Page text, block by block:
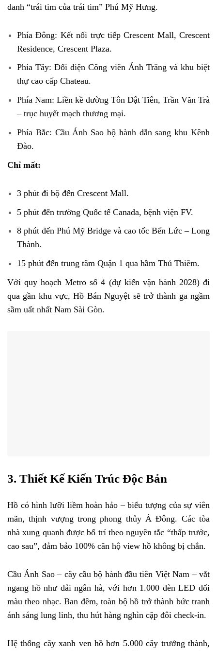
danh “trái tim của trái tim” Phú Mỹ Hưng.
Phía Đông: Kết nối trực tiếp Crescent Mall, Crescent
Residence, Crescent Plaza.
Phía Tây: Đối diện Công viên Ánh Trăng và khu biệt
thự cao cấp Chateau.
Phía Nam: Liền kề đường Tôn Dật Tiên, Trần Văn Trà
– trục huyết mạch thương mại.
Phía Bắc: Cầu Ánh Sao bộ hành dẫn sang khu Kênh
Đào.
Chỉ mất:
3 phút đi bộ đến Crescent Mall.
5 phút đến trường Quốc tế Canada, bệnh viện FV.
8 phút đến Phú Mỹ Bridge và cao tốc Bến Lức – Long
Thành.
15 phút đến trung tâm Quận 1 qua hầm Thủ Thiêm.
Với quy hoạch Metro số 4 (dự kiến vận hành 2028) đi
qua gần khu vực, Hồ Bán Nguyệt sẽ trở thành ga ngầm
sầm uất nhất Nam Sài Gòn.
3. Thiết Kế Kiến Trúc Độc Bản
Hồ có hình lưỡi liềm hoàn hảo – biểu tượng của sự viên
mãn, thịnh vượng trong phong thủy Á Đông. Các tòa
nhà xung quanh được bố trí theo nguyên tắc “thấp trước,
cao sau”, đảm bảo 100% căn hộ view hồ không bị chắn.
Cầu Ánh Sao – cây cầu bộ hành đầu tiên Việt Nam – vắt
ngang hồ như dải ngân hà, với hơn 1.000 đèn LED đổi
màu theo nhạc. Ban đêm, toàn bộ hồ trở thành bức tranh
ánh sáng lung linh, thu hút hàng nghìn cặp đôi check-in.
Hệ thống cây xanh ven hồ hơn 5.000 cây trưởng thành,